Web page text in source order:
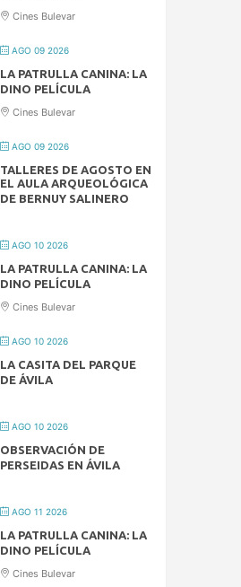
Cines Bulevar
AGO 09 2026
LA PATRULLA CANINA: LA
DINO PELÍCULA
Cines Bulevar
AGO 09 2026
TALLERES DE AGOSTO EN
EL AULA ARQUEOLÓGICA
DE BERNUY SALINERO
AGO 10 2026
LA PATRULLA CANINA: LA
DINO PELÍCULA
Cines Bulevar
AGO 10 2026
LA CASITA DEL PARQUE
DE ÁVILA
AGO 10 2026
OBSERVACIÓN DE
PERSEIDAS EN ÁVILA
AGO 11 2026
LA PATRULLA CANINA: LA
DINO PELÍCULA
Cines Bulevar